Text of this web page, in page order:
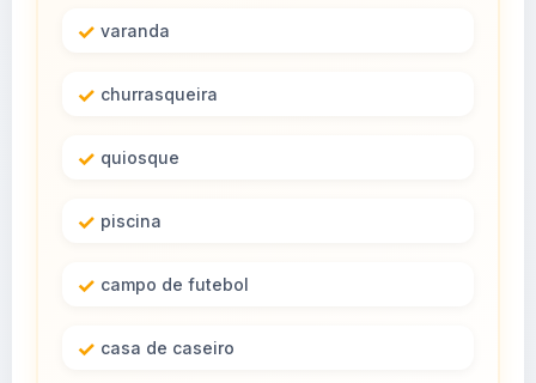
varanda
churrasqueira
quiosque
piscina
campo de futebol
casa de caseiro